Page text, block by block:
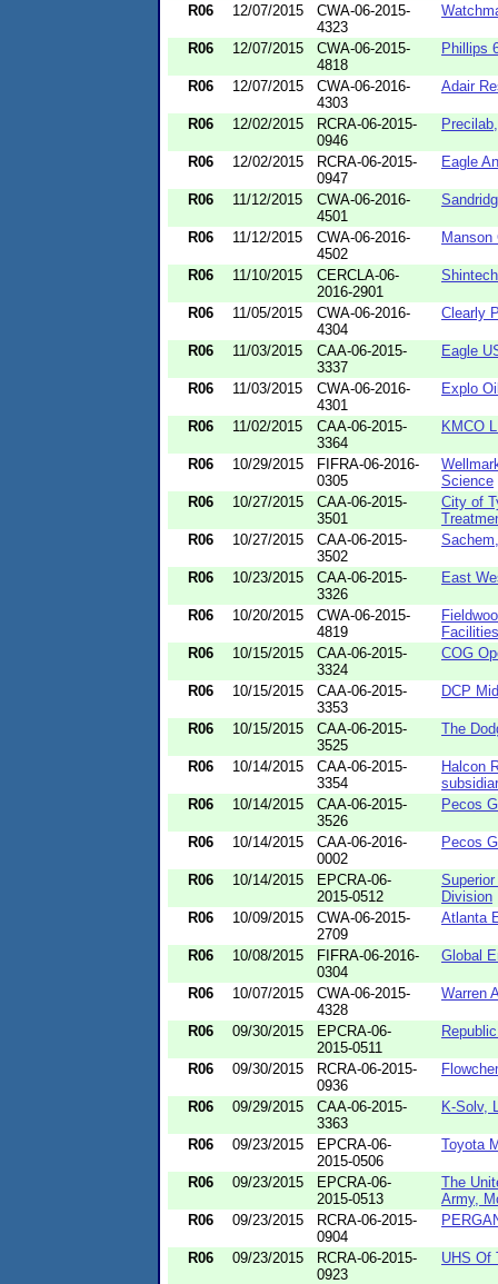
R06
12/07/2015
CWA-06-2015-
4323
R06 12/07/2015
CWA-06-2015-
4818
Phillips
R06 12/07/2015
CWA-06-2016-
4303
Adair
R06 12/02/2015
RCRA-06-2015-
0946
R06 12/02/2015
RCRA-06-2015-
0947
Eagle
R06 11/12/2015
CWA-06-2016-
4501
R06 11/12/2015
CWA-06-2016-
4502
Manson
R06 11/10/2015
CERCLA-06-
2016-2901
R06 11/05/2015
CWA-06-2016-
4304
Clearly
R06 11/03/2015
CAA-06-2015-
3337
Eagle
R06 11/03/2015
CWA-06-2016-
4301
Explo
R06 11/02/2015
CAA-06-2015-
3364
KMCO
R06 10/29/2015
FIFRA-06-2016-
0305
Science
R06
10/27/2015
CAA-06-2015-
3501
City of
R06
10/27/2015
CAA-06-2015-
3502
R06 10/23/2015
CAA-06-2015-
3326
East
R06 10/20/2015
CWA-06-2015-
4819
Facilities
R06
10/15/2015
CAA-06-2015-
3324
COG
R06 10/15/2015
CAA-06-2015-
3353
DCP
R06 10/15/2015
CAA-06-2015-
3525
The
R06 10/14/2015
CAA-06-2015-
3354
Halcon
R06
10/14/2015
CAA-06-2015-
3526
Pecos
R06 10/14/2015
CAA-06-2016-
0002
Pecos
R06 10/14/2015
EPCRA-06-
2015-0512
Division
R06
10/09/2015
CWA-06-2015-
2709
Atlanta
R06 10/08/2015
FIFRA-06-2016-
0304
Global
R06 10/07/2015
CWA-06-2015-
4328
Warren
R06 09/30/2015
EPCRA-06-
2015-0511
R06 09/30/2015
RCRA-06-2015-
0936
R06 09/29/2015
CAA-06-2015-
3363
K-Solv,
R06 09/23/2015
EPCRA-06-
2015-0506
Toyota
R06 09/23/2015
EPCRA-06-
2015-0513
The
Army,
R06
09/23/2015
RCRA-06-2015-
0904
R06 09/23/2015
RCRA-06-2015-
0923
UHS Of